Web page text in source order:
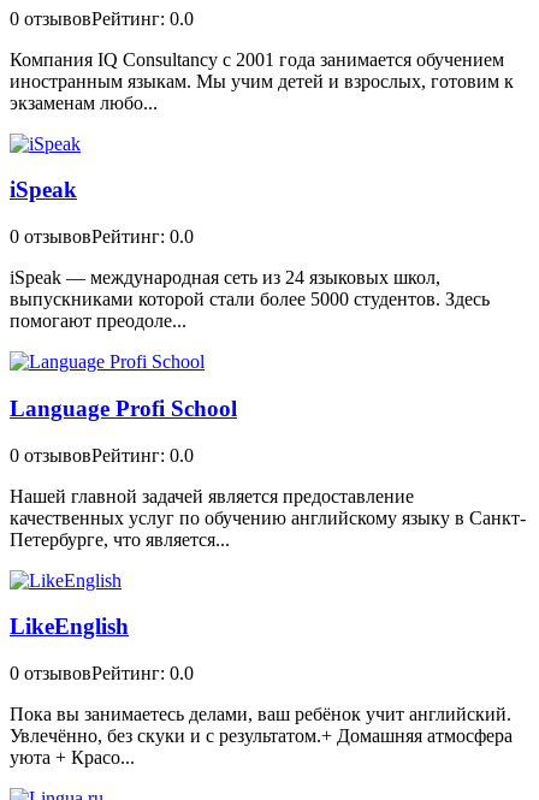
0 отзывовРейтинг: 0.0
Компания IQ Consultancy с 2001 года занимается обучением
иностранным языкам. Мы учим детей и взрослых, готовим к
экзаменам любо...
iSpeak
0 отзывовРейтинг: 0.0
iSpeak — международная сеть из 24 языковых школ,
выпускниками которой стали более 5000 студентов. Здесь
помогают преодоле...
Language Profi School
0 отзывовРейтинг: 0.0
Нашей главной задачей является предоставление
качественных услуг по обучению английскому языку в Санкт-
Петербурге, что является...
LikeEnglish
0 отзывовРейтинг: 0.0
Пока вы занимаетесь делами, ваш ребёнок учит английский.
Увлечённо, без скуки и с результатом.+ Домашняя атмосфера
уюта + Красо...